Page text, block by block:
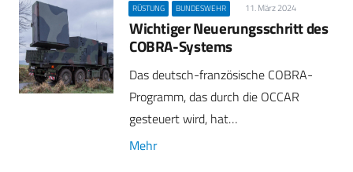
RÜSTUNG BUNDESWEHR 11. März 2024
Wichtiger Neuerungsschritt des
COBRA-Systems
Das deutsch-französische COBRA-
Programm, das durch die OCCAR
gesteuert wird, hat…
Mehr